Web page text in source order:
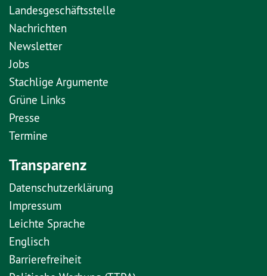
Landesgeschäftsstelle
Nachrichten
Newsletter
Jobs
Stachlige Argumente
Grüne Links
Presse
Termine
Transparenz
Datenschutzerklärung
Impressum
Leichte Sprache
Englisch
Barrierefreiheit